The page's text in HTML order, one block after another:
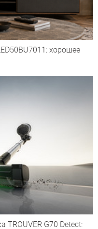
хорошее
TROUVER G70 Detect: